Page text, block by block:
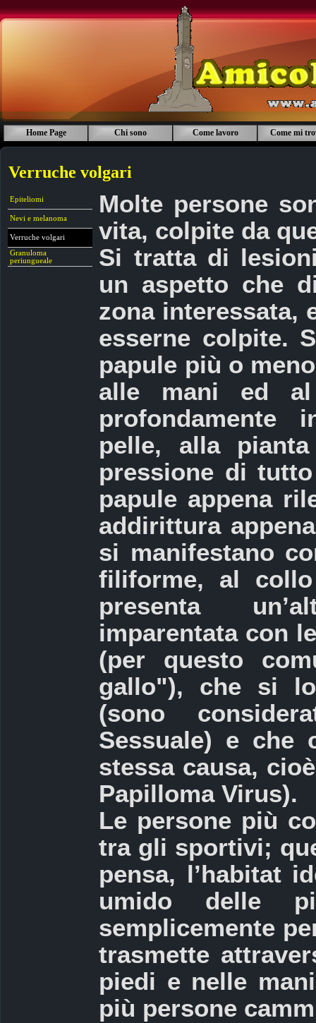
Home Page Chi sono Come lavoro Come mi
Verruche volgari
Epiteliomi
Nevi e melanoma
Verruche volgari
Granuloma
periungueale
Molte persone
vita, colpite da
Si tratta di
un aspetto che
zona interessata,
esserne colpite.
papule più o
alle mani ed al
profondamente
pelle, alla
pressione di
papule appena
addirittura
si manifestano
filiforme, al
presenta
imparentata con
(per questo
gallo"), che si
(sono
Sessuale) e che
stessa causa,
Papilloma Virus).
Le persone più
tra gli sportivi;
pensa, l’habitat
umido delle
semplicemente
trasmette
piedi e nelle
più persone